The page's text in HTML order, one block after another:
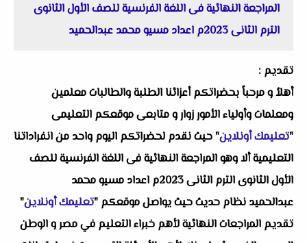
المراجعة النهائية فى اللغة الفرنسية للصف الأول الثانوى
الترم الثانى 2023م اعداد مسيو محمد عبدالحميد
تقديم :
أهلاُ و مرحباً بحضراتكم أعزائنا الطلبة والطالبات معلمين
ومعلمات وأولياء الأمور زوار و متابعى موقعكم التعليمى
"تعليمك أونلاين" حيث نقدم لحضراتكم اليوم واحد من انفراداتنا
التعليمية ألا وهوالمراجعة النهائية فى اللغة الفرنسية للصف
الأول الثانوى الترم الثانى 2023م اعداد مسيو محمد
عبدالحميد نظام حديث حيث يواصل موقعكم "تعليمك أونلاين"
تقديم المراجعات النهائية لأهم خبراء التعليم في مصر و الوطن